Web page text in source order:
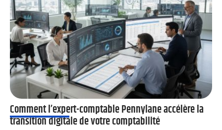
Comment l’expert-comptable Pennylane accélère la
transition digitale de votre comptabilité